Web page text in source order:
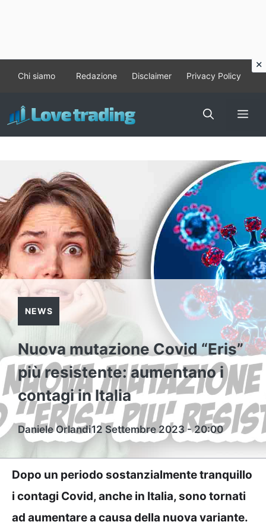
contenuto
Chi siamo Redazione Disclaimer Privacy Policy
NEWS
Nuova mutazione Covid “Eris”
più resistente: aumentano i
contagi in Italia
Daniele Orlandi12 Settembre 2023 - 20:00
Dopo un periodo sostanzialmente tranquillo
i contagi Covid, anche in Italia, sono tornati
ad aumentare a causa della nuova variante.